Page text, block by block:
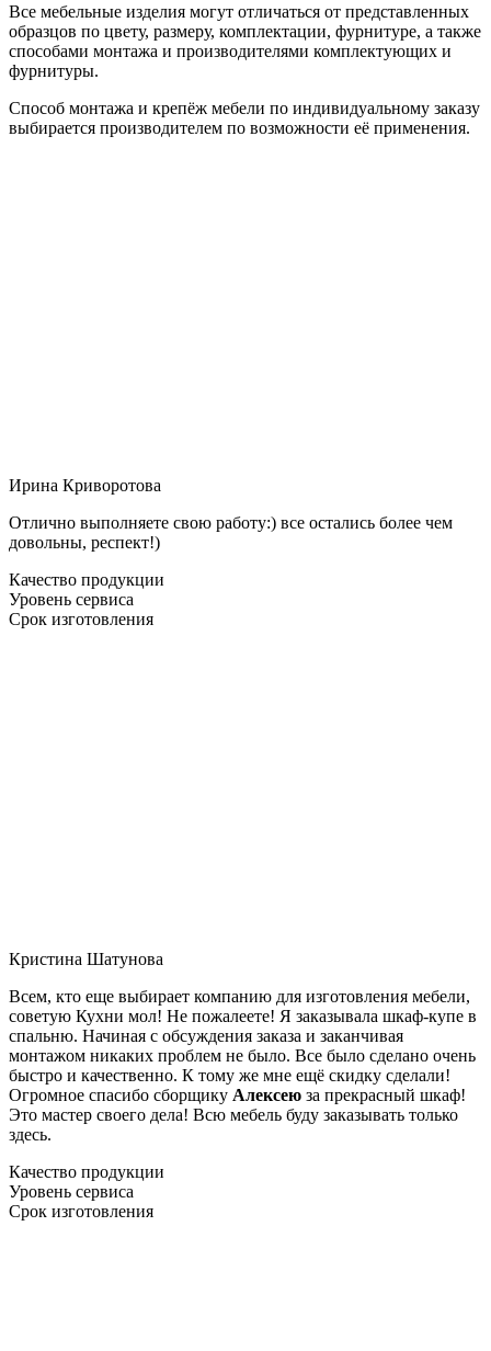
Все мебельные изделия могут отличаться от представленных
образцов по цвету, размеру, комплектации, фурнитуре, а также
способами монтажа и производителями комплектующих и
фурнитуры.
Способ монтажа и крепёж мебели по индивидуальному заказу
выбирается производителем по возможности её применения.
Ирина Криворотова
Отлично выполняете свою работу:) все остались более чем
довольны, респект!)
Качество продукции
Уровень сервиса
Срок изготовления
Кристина Шатунова
Всем, кто еще выбирает компанию для изготовления мебели,
советую Кухни мол! Не пожалеете! Я заказывала шкаф-купе в
спальню. Начиная с обсуждения заказа и заканчивая
монтажом никаких проблем не было. Все было сделано очень
быстро и качественно. К тому же мне ещё скидку сделали!
Огромное спасибо сборщику Алексею за прекрасный шкаф!
Это мастер своего дела! Всю мебель буду заказывать только
здесь.
Качество продукции
Уровень сервиса
Срок изготовления